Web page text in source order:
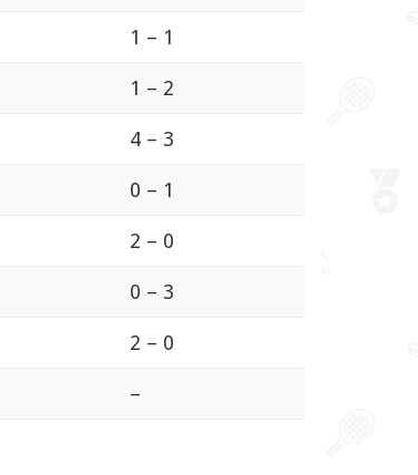
1 – 1
1 – 2
4 – 3
0 – 1
2 – 0
0 – 3
2 – 0
–